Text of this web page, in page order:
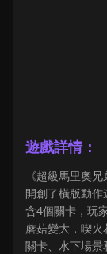
遊戲詳情：
《超級馬里奧
開創了橫版動
含4個關卡，玩
蘑菇變大，喫
關卡、水下場景